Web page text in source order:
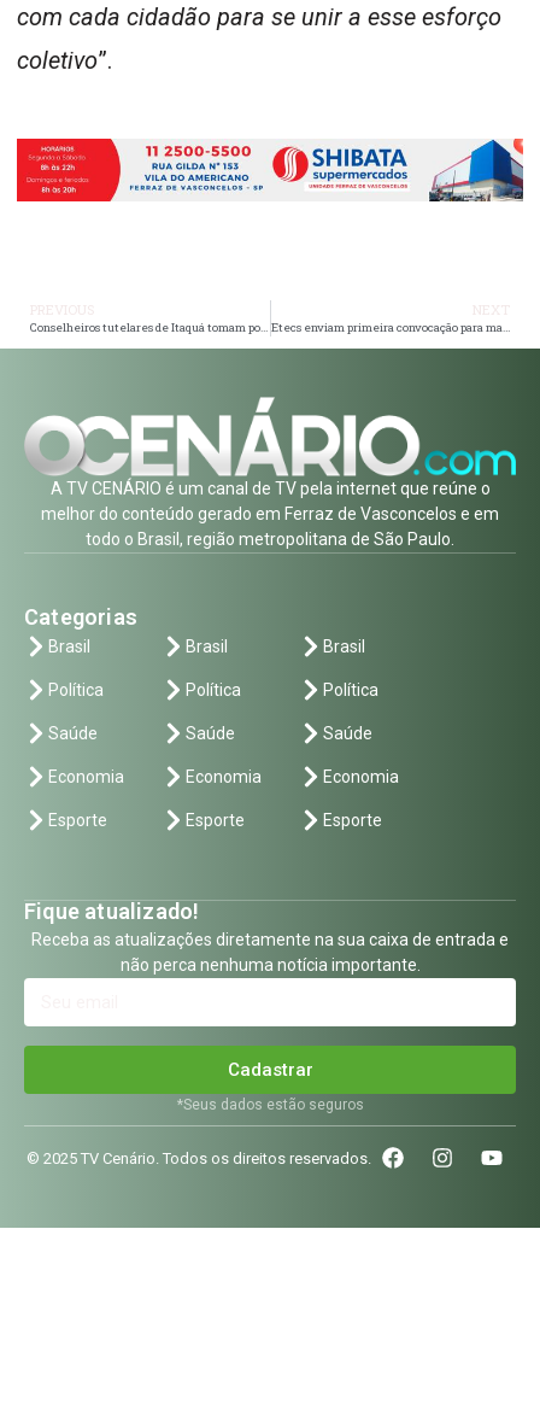
com cada cidadão para se unir a esse esforço
coletivo”.
Conselheiros tutelares de Itaquá tomam posse Etecs enviam primeira convocação para matrícula por e-mail e SMS nesta sexta-feira
A TV CENÁRIO é um canal de TV pela internet que reúne o
melhor do conteúdo gerado em Ferraz de Vasconcelos e em
todo o Brasil, região metropolitana de São Paulo.
Categorias
Brasil
Política
Saúde
Economia
Esporte
Brasil
Política
Saúde
Economia
Esporte
Brasil
Política
Saúde
Economia
Esporte
Fique atualizado!
Receba as atualizações diretamente na sua caixa de entrada e
não perca nenhuma notícia importante.
Cadastrar
*Seus dados estão seguros
© 2025 TV Cenário. Todos os direitos reservados.